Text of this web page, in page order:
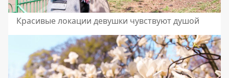
Красивые локации девушки чувствуют душой